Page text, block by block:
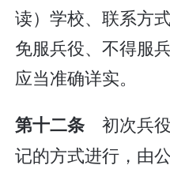
读）学校、联系方
免服兵役、不得服
应当准确详实。
第十二条初次兵
记的方式进行，由